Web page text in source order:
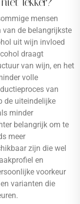
mensen
van de belangrijkste
uit wijn invloed
draagt
van wijn, en het
volle
van
de uiteindelijke
minder
belangrijk om te
meer
zijn die wel
en
voorkeur
varianten die